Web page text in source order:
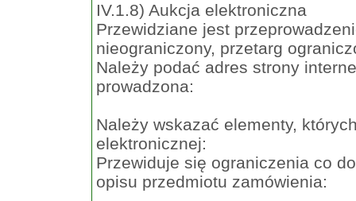
IV.1.8) Aukcja elektroniczna
Przewidziane jest
nieograniczony, przetarg
Należy podać adres strony
prowadzona:
Należy wskazać elementy,
elektronicznej:
Przewiduje się ograniczenia co
opisu przedmiotu zamówienia: